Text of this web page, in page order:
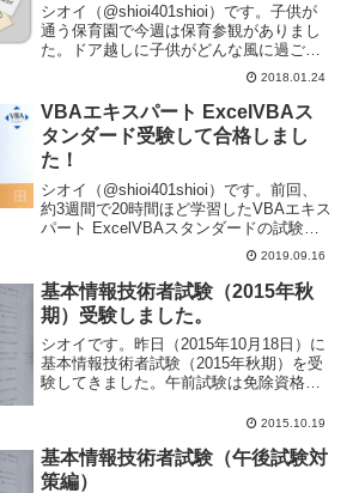
シオイ（@shioi401shioi）です。子供が
通う保育園で今週は保育参観がありまし
た。ドア越しに子供がどんな風に過ごし
ているのか見つつ、公園へ散歩に出かけ
る子供たちの後を不審者のような変装を
して様子を見守ってきました。バンガー
ドの帽子を...
2018.01.24
VBAエキスパート ExcelVBAス
タンダード受験して合格しまし
た！
シオイ（@shioi401shioi）です。前回、
約3週間で20時間ほど学習したVBAエキス
パート ExcelVBAスタンダードの試験を
受けてきました。普通の資格試験だと年
１回の決まった時期を逃すともう１年受
験まで待たなければいけませんが、...
2019.09.16
基本情報技術者試験（2015年秋
期）受験しました。
シオイです。昨日（2015年10月18日）に
基本情報技術者試験（2015年秋期）を受
験してきました。午前試験は免除資格を
す。試験前に身内の死去があったり、な
とれませんで...
2015.10.19
基本情報技術者試験（午後試験対
策編）